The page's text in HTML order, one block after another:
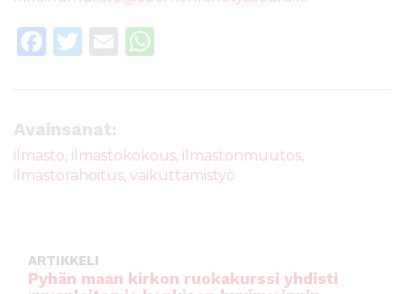
F
e
b
o
T
te
r
E
A
p
Avainsanat:
ilmasto, ilmastokokous, ilmastonmuutos,
ilmastorahoitus, vaikuttamistyö
ARTIKKELI
Pyhän maan kirkon ruokakurssi yhdisti